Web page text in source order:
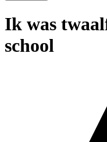
Ik was
school